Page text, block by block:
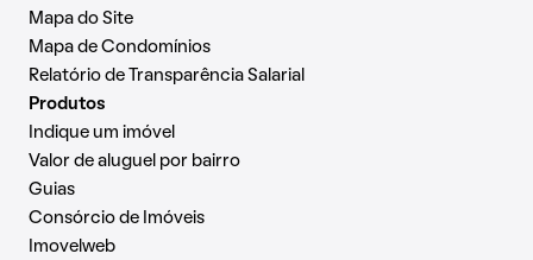
Mapa do Site
Mapa de Condomínios
Relatório de Transparência Salarial
Produtos
Indique um imóvel
Valor de aluguel por bairro
Guias
Consórcio de Imóveis
Imovelweb